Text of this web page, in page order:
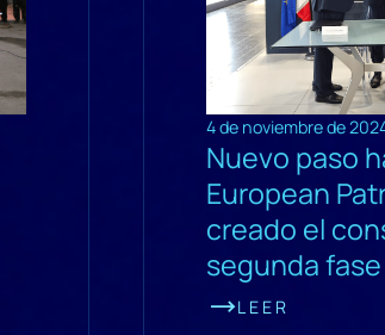
4 de noviembre de
Nuevo paso
European
creado el
segunda fase
LEER